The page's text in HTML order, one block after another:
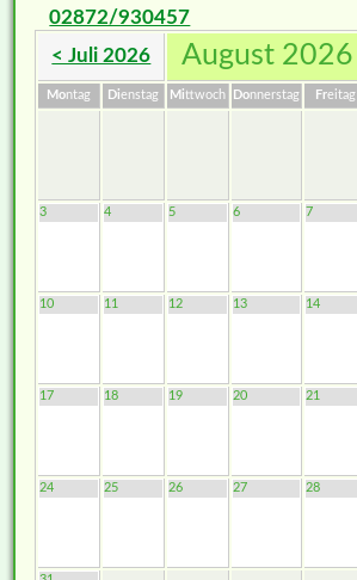
02872/930457
< Juli 2026 August 2026
Montag Dienstag Mittwoch Donnerstag Freitag
3 4 5 6 7
10 11 12 13 14
17 18 19 20 21
24 25 26 27 28